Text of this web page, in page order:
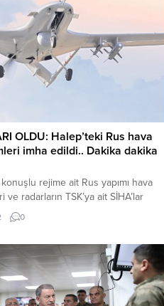
OLDU: Halep’teki Rus hava
imha edildi.. Dakika dakika
konuşlu rejime ait Rus yapımı hava
radarların TSK’ya ait SİHA’lar
rapor ediliyor. TSK’nın SİHA’lar ile
sonra sahada hareket
vurmayacağını bildikleri için
cephe bölgelerine taşımaya
İdlip’in...
0